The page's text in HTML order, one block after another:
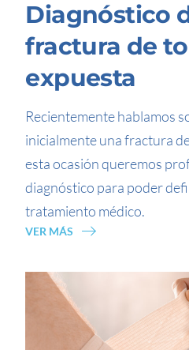
Diagnóstico
fractura de
expuesta
Recientemente hablamos
inicialmente una fractura
esta ocasión queremos
diagnóstico para poder
tratamiento médico.
VER MÁS